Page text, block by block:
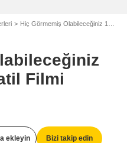
Hiç Görmemiş Olabileceğiniz 10 Harika Seri Katil Filmi
Filmi
ekleyin Bizi takip edin